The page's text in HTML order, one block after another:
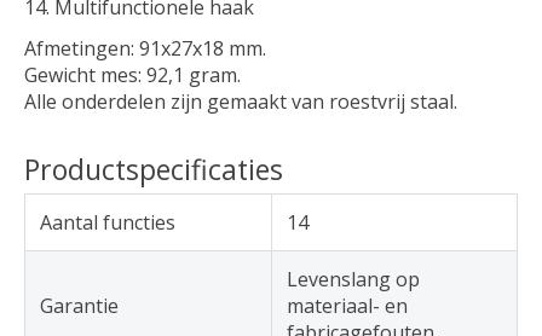
Multifunctionele haak
Afmetingen: 91x27x18 mm.
Gewicht mes: 92,1 gram.
Alle onderdelen zijn gemaakt van roestvrij staal.
Productspecificaties
Aantal functies 14
Garantie
Levenslang op
materiaal- en